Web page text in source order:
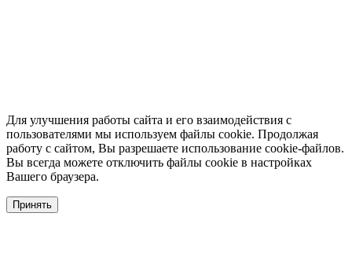
Для улучшения работы сайта и его взаимодействия с
пользователями мы используем файлы cookie. Продолжая
работу с сайтом, Вы разрешаете использование cookie-файлов.
Вы всегда можете отключить файлы cookie в настройках
Вашего браузера.
Принять